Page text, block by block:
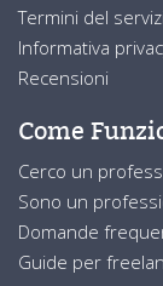
Termini del
Informativa
Recensioni
Come
Cerco un
Sono un
Domande
Guide per